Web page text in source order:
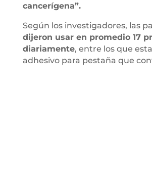
cancerígena”.
Según los investigadores, las
dijeron usar en promedio 17
diariamente, entre los que
adhesivo para pestaña que